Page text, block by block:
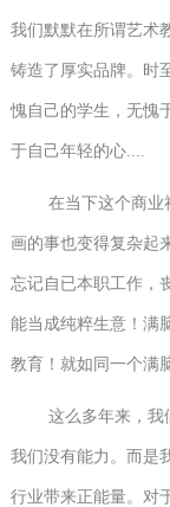
我们默默在所谓艺术
铸造了厚实品牌。时
愧自己的学生，无愧
于自己年轻的心....
在当下这个商业
画的事也变得复杂起
忘记自已本职工作，
能当成纯粹生意！满
教育！就如同一个满
这么多年来，我
我们没有能力。而是
行业带来正能量。对